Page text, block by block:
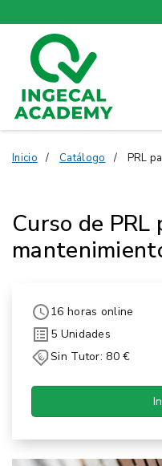
Inicio Catálogo PRL para
Curso de
16 horas online
5 Unidades
Sin Tutor: 80 €